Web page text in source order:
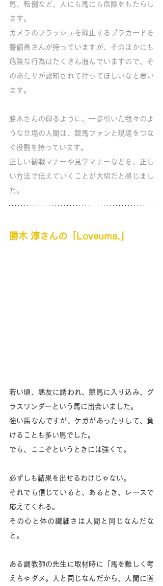
馬、転倒など、人にも馬にも危険をもたらし
ます。
カメラのフラッシュを抑止するプラカードを
警備員さんが持っていますが、そのほかにも
危険な行為はたくさん潜んでいますので、そ
のあたりが認知されて行ってほしいなと思い
ます。
勝木さんの仰るように、一歩引いた我々のよ
うな立場の人間は、競馬ファンと現場をつな
ぐ役割を持っています。
正しい観戦マナーや見学マナーなどを、正し
い方法で伝えていくことが大切だと感じまし
た。
勝木 淳さんの「Loveuma.」
若い頃、悪友に誘われ、競馬に入り込み、グ
ラスワンダーという馬に出会いました。
強い馬なんですが、ケガがあったりして、負
けることも多い馬でした。
でも、ここぞというときには強くて。
必ずしも結果を出せるわけじゃない。
それでも信じていると、あるとき、レースで
応えてくれる。
その心と体の繊細さは人間と同じなんだな
と。
ある調教師の先生に取材時に「馬を難しく考
えちゃダメ。人と同じなんだから、人間に置